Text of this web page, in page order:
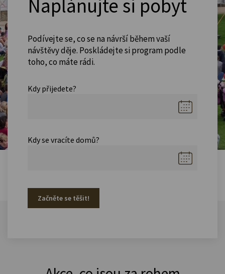
Naplánujte si pobyt
Podívejte se, co se na návrší během vaší
návštěvy děje. Poskládejte si program podle
toho, co máte rádi.
Kdy přijedete?
Kdy se vracíte domů?
Začněte se těšit!